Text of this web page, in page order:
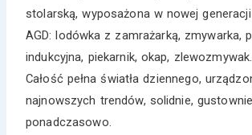
stolarską, wyposażona w nowej
AGD: lodówka z zamrażarką, zmywarka,
indukcyjna, piekarnik, okap, zlewozmywak.
Całość pełna światła dziennego,
najnowszych trendów, solidnie,
ponadczasowo.